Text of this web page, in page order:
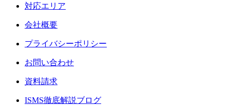
対応エリア
会社概要
プライバシーポリシー
お問い合わせ
資料請求
ISMS徹底解説ブログ